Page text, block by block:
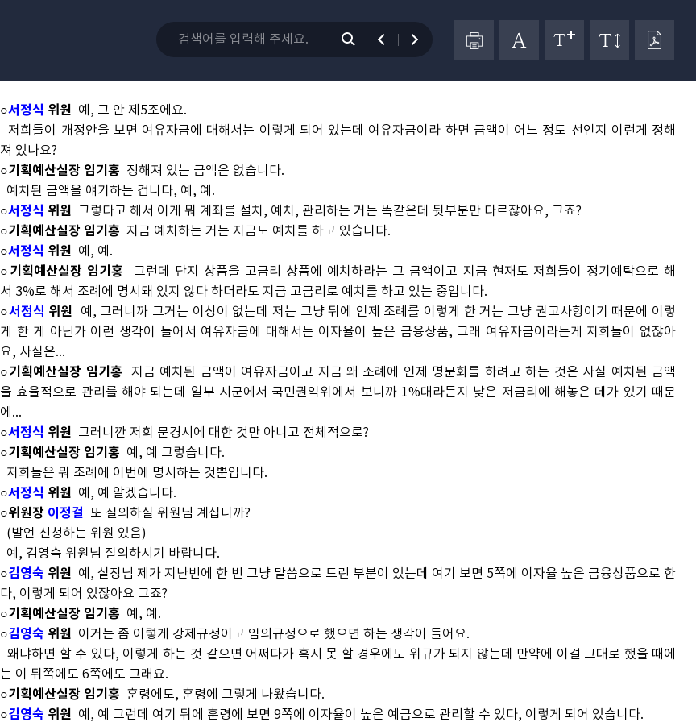
기획예산실장님은 답변석에 나오셔서 위원님 질의에 답변해 주시기 바랍니다.
○서정식 위원 예, 그 안 제5조에요.
저희들이 개정안을 보면 여유자금에 대해서는 이렇게 되어 있는데 여유자금이라 하면 금액이 어느 정도 선인지 이런게 정해
져 있나요?
○기획예산실장 임기홍 정해져 있는 금액은 없습니다.
예치된 금액을 얘기하는 겁니다, 예, 예.
○서정식 위원 그렇다고 해서 이게 뭐 계좌를 설치, 예치, 관리하는 거는 똑같은데 뒷부분만 다르잖아요, 그죠?
○기획예산실장 임기홍 지금 예치하는 거는 지금도 예치를 하고 있습니다.
○서정식 위원 예, 예.
○기획예산실장 임기홍 그런데 단지 상품을 고금리 상품에 예치하라는 그 금액이고 지금 현재도 저희들이 정기예탁으로 해
서 3%로 해서 조례에 명시돼 있지 않다 하더라도 지금 고금리로 예치를 하고 있는 중입니다.
○서정식 위원 예, 그러니까 그거는 이상이 없는데 저는 그냥 뒤에 인제 조례를 이렇게 한 거는 그냥 권고사항이기 때문에 이렇
게 한 게 아닌가 이런 생각이 들어서 여유자금에 대해서는 이자율이 높은 금융상품, 그래 여유자금이라는게 저희들이 없잖아
요, 사실은...
○기획예산실장 임기홍 지금 예치된 금액이 여유자금이고 지금 왜 조례에 인제 명문화를 하려고 하는 것은 사실 예치된 금액
을 효율적으로 관리를 해야 되는데 일부 시군에서 국민권익위에서 보니까 1%대라든지 낮은 저금리에 해놓은 데가 있기 때문
에...
○서정식 위원 그러니깐 저희 문경시에 대한 것만 아니고 전체적으로?
○기획예산실장 임기홍 예, 예 그렇습니다.
저희들은 뭐 조례에 이번에 명시하는 것뿐입니다.
○서정식 위원 예, 예 알겠습니다.
○위원장 이정걸 또 질의하실 위원님 계십니까?
(발언 신청하는 위원 있음)
예, 김영숙 위원님 질의하시기 바랍니다.
○김영숙 위원 예, 실장님 제가 지난번에 한 번 그냥 말씀으로 드린 부분이 있는데 여기 보면 5쪽에 이자율 높은 금융상품으로 한
다, 이렇게 되어 있잖아요 그죠?
○기획예산실장 임기홍 예, 예.
○김영숙 위원 이거는 좀 이렇게 강제규정이고 임의규정으로 했으면 하는 생각이 들어요.
왜냐하면 할 수 있다, 이렇게 하는 것 같으면 어쩌다가 혹시 못 할 경우에도 위규가 되지 않는데 만약에 이걸 그대로 했을 때에
는 이 뒤쪽에도 6쪽에도 그래요.
○기획예산실장 임기홍 훈령에도, 훈령에 그렇게 나왔습니다.
○김영숙 위원 예, 예 그런데 여기 뒤에 훈령에 보면 9쪽에 이자율이 높은 예금으로 관리할 수 있다, 이렇게 되어 있습니다.